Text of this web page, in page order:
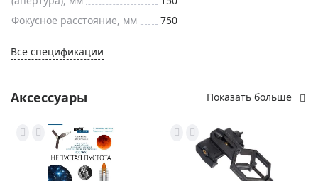
Фокусное расстояние, мм
750
Все спецификации
Аксессуары Показать больше